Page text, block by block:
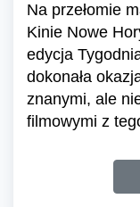
Na przełomie
Kinie Nowe
edycja
dokonała
znanymi, ale
filmowymi z